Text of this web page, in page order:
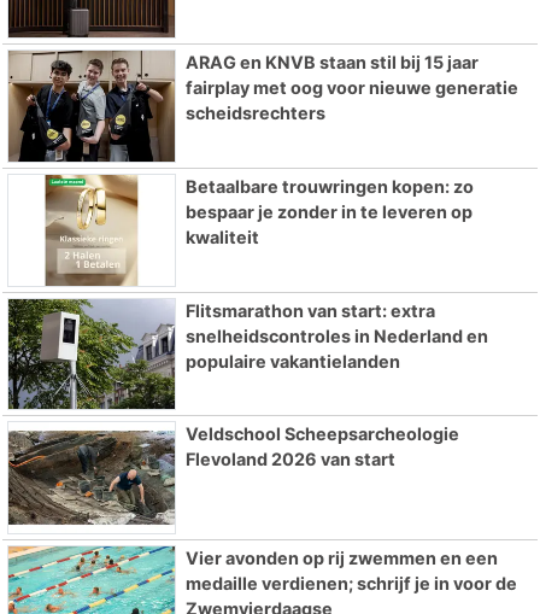
ARAG en KNVB staan stil bij 15 jaar
fairplay met oog voor nieuwe generatie
scheidsrechters
Betaalbare trouwringen kopen: zo
bespaar je zonder in te leveren op
kwaliteit
Flitsmarathon van start: extra
snelheidscontroles in Nederland en
populaire vakantielanden
Veldschool Scheepsarcheologie
Flevoland 2026 van start
Vier avonden op rij zwemmen en een
medaille verdienen; schrijf je in voor de
Zwemvierdaagse